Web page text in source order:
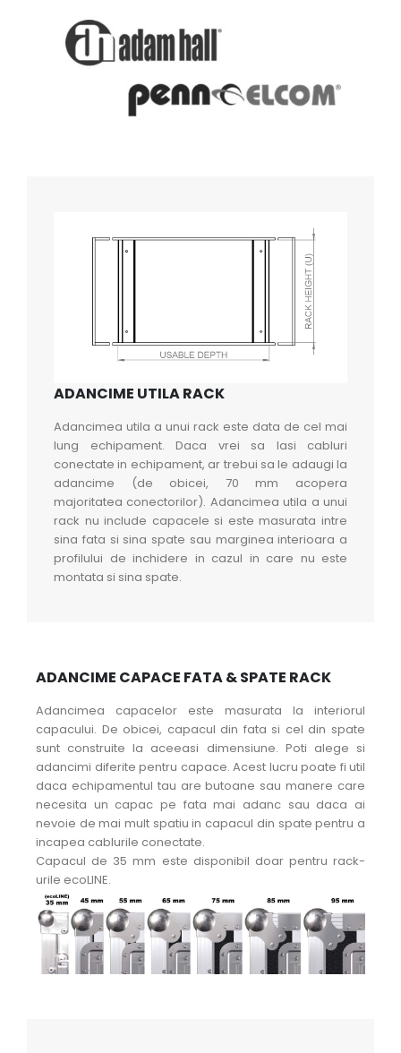
ADANCIME UTILA RACK
Adancimea utila a unui rack este data de cel mai
lung echipament. Daca vrei sa lasi cabluri
conectate in echipament, ar trebui sa le adaugi la
adancime (de obicei, 70 mm acopera
majoritatea conectorilor). Adancimea utila a unui
rack nu include capacele si este masurata intre
sina fata si sina spate sau marginea interioara a
profilului de inchidere in cazul in care nu este
montata si sina spate.
ADANCIME CAPACE FATA & SPATE RACK
Adancimea capacelor este masurata la interiorul
capacului. De obicei, capacul din fata si cel din spate
sunt construite la aceeasi dimensiune. Poti alege si
adancimi diferite pentru capace. Acest lucru poate fi util
daca echipamentul tau are butoane sau manere care
necesita un capac pe fata mai adanc sau daca ai
nevoie de mai mult spatiu in capacul din spate pentru a
incapea cablurile conectate.
Capacul de 35 mm este disponibil doar pentru rack-
urile ecoLINE.